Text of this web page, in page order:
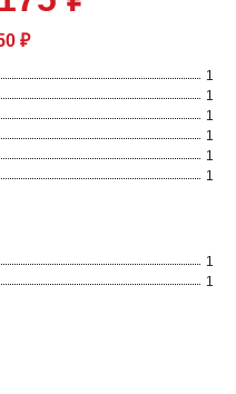
₽
1
1
1
1
1
1
1
1